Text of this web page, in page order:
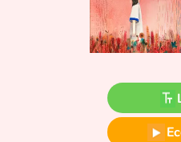
Contes d'ici et d'ailleurs
Fable, mythe, littérature et
Princesses et princes, rois,